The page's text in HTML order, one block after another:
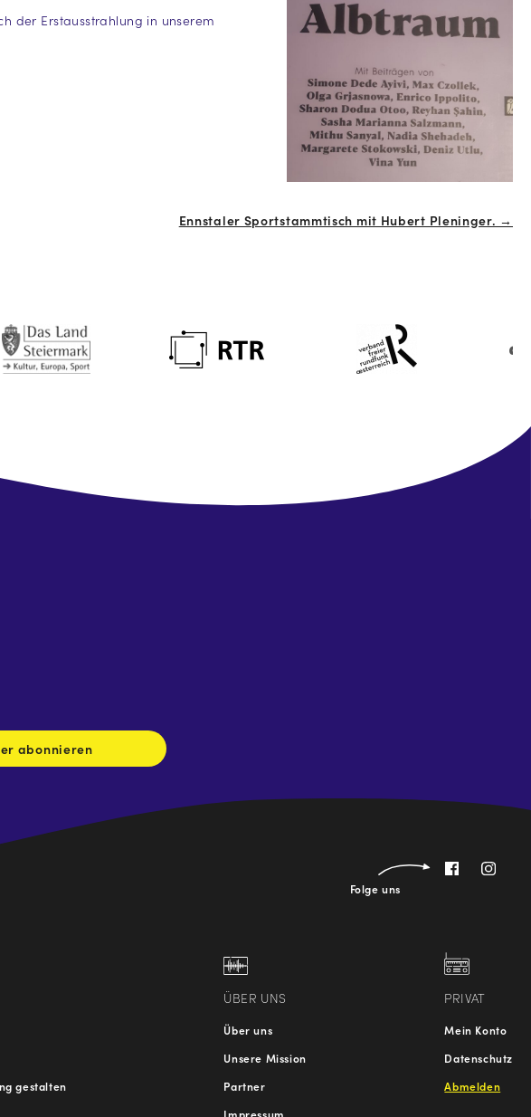
der Erstausstrahlung in unserem
Ennstaler Sportstammtisch mit Hubert Pleninger. →
abonnieren
Folge uns
gestalten
ÜBER UNS
Über uns
Unsere Mission
Partner
Impressum
PRIVAT
Mein Konto
Datenschutz
Abmelden